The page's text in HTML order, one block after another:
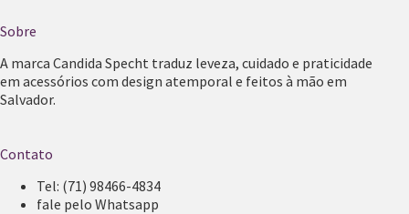
Sobre
A marca Candida Specht traduz leveza, cuidado e praticidade
em acessórios com design atemporal e feitos à mão em
Salvador.
Contato
Tel: (71) 98466-4834
fale pelo Whatsapp